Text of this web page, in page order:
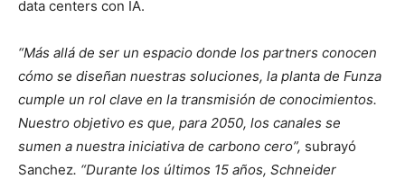
data centers con IA.
“Más allá de ser un espacio donde los partners conocen
cómo se diseñan nuestras soluciones, la planta de Funza
cumple un rol clave en la transmisión de conocimientos.
Nuestro objetivo es que, para 2050, los canales se
sumen a nuestra iniciativa de carbono cero”, subrayó
Sanchez. “Durante los últimos 15 años, Schneider